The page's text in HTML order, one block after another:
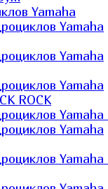
Yamaha
Yamaha
Yamaha
Yamaha
ROCK
Yamaha
Yamaha